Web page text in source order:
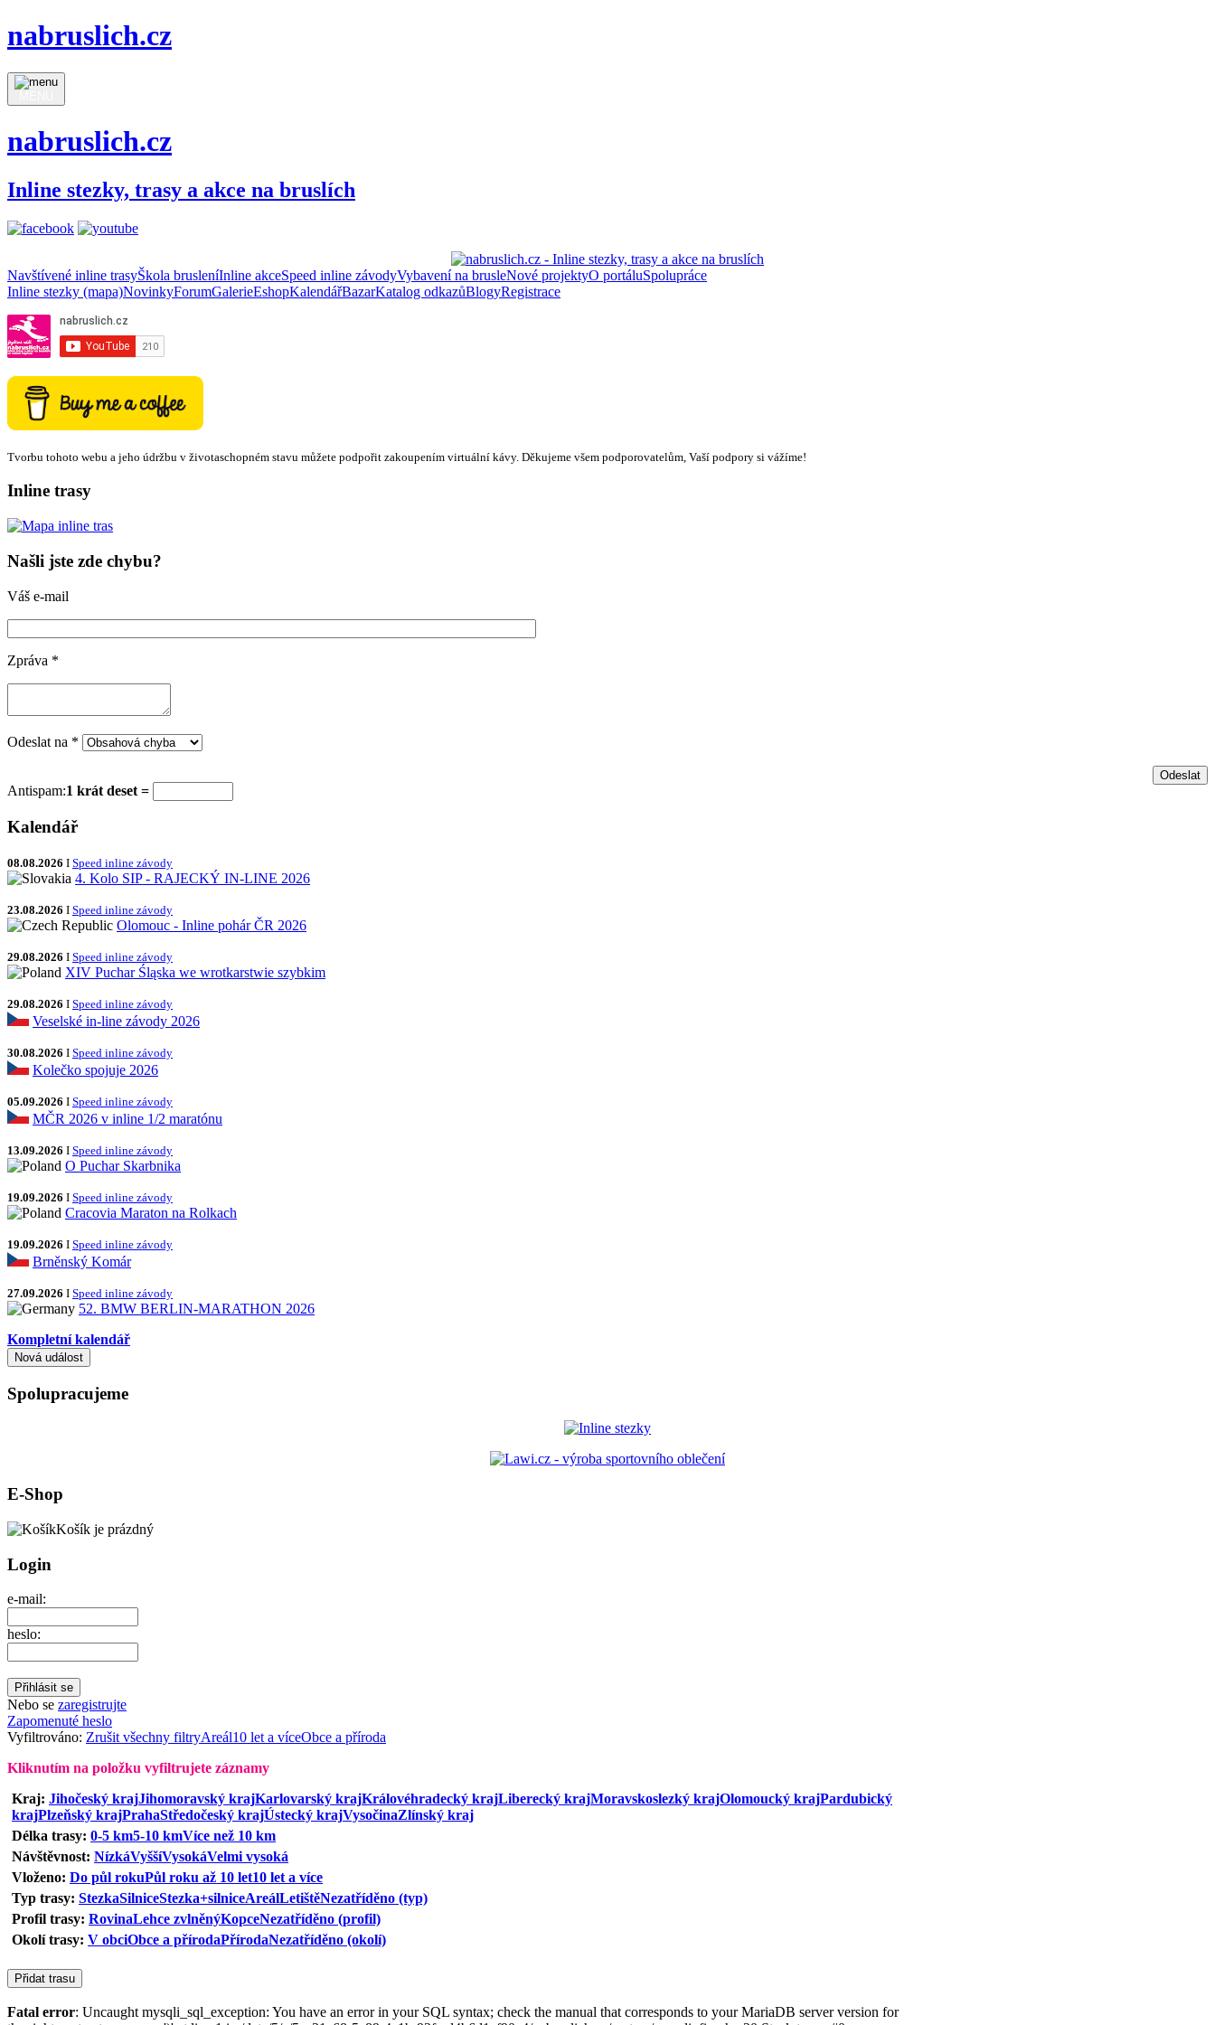
nabruslich.cz
nabruslich.cz
Inline stezky, trasy a akce na bruslích
Navštívené inline trasyŠkola brusleníInline akceSpeed inline závodyVybavení na brusleNové projektyO portáluSpolupráce
Inline stezky (mapa)NovinkyForumGalerieEshopKalendářBazarKatalog odkazůBlogyRegistrace
Tvorbu tohoto webu a jeho údržbu v životaschopném stavu můžete podpořit zakoupením virtuální kávy. Děkujeme všem podporovatelům, Vaší podpory si vážíme!
Inline trasy
Našli jste zde chybu?
Váš e-mail
Zpráva *
Odeslat na *
Antispam:1 krát deset =
Kalendář
08.08.2026 I Speed inline závody
4. Kolo SIP - RAJECKÝ IN-LINE 2026
23.08.2026 I Speed inline závody
Olomouc - Inline pohár ČR 2026
29.08.2026 I Speed inline závody
XIV Puchar Śląska we wrotkarstwie szybkim
29.08.2026 I Speed inline závody
Veselské in-line závody 2026
30.08.2026 I Speed inline závody
Kolečko spojuje 2026
05.09.2026 I Speed inline závody
MČR 2026 v inline 1/2 maratónu
13.09.2026 I Speed inline závody
O Puchar Skarbnika
19.09.2026 I Speed inline závody
Cracovia Maraton na Rolkach
19.09.2026 I Speed inline závody
Brněnský Komár
27.09.2026 I Speed inline závody
52. BMW BERLIN-MARATHON 2026
Kompletní kalendář
Spolupracujeme
E-Shop
Košík je prázdný
Login
e-mail:
heslo:
Nebo se zaregistrujte
Zapomenuté heslo
Vyfiltrováno: Zrušit všechny filtryAreál10 let a víceObce a příroda
Kliknutím na položku vyfiltrujete záznamy
Kraj: Jihočeský krajJihomoravský krajKarlovarský krajKrálovéhradecký krajLiberecký krajMoravskoslezký krajOlomoucký krajPardubický
krajPlzeňský krajPrahaStředočeský krajÚstecký krajVysočinaZlínský kraj
Délka trasy: 0-5 km5-10 kmVíce než 10 km
Návštěvnost: NízkáVyššíVysokáVelmi vysoká
Vloženo: Do půl rokuPůl roku až 10 let10 let a více
Typ trasy: StezkaSilniceStezka+silniceAreálLetištěNezatříděno (typ)
Profil trasy: RovinaLehce zvlněnýKopceNezatříděno (profil)
Okolí trasy: V obciObce a přírodaPřírodaNezatříděno (okolí)
Fatal error: Uncaught mysqli_sql_exception: You have an error in your SQL syntax; check the manual that corresponds to your MariaDB server version for